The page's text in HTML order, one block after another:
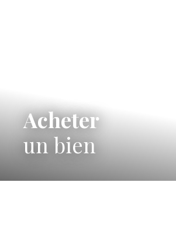
Acheter
un bien